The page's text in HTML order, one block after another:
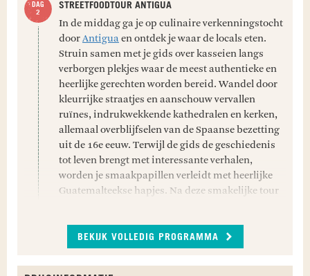
STREETFOODTOUR ANTIGUA
In de middag ga je op culinaire verkenningstocht
doorAntiguaen ontdek je waar de locals eten.
Struin samen met je gids over kasseien langs
verborgen plekjes waar de meest authentieke en
heerlijke gerechten worden bereid. Wandel door
kleurrijke straatjes en aanschouw vervallen
ruïnes, indrukwekkende kathedralen en kerken,
allemaal overblijfselen van de Spaanse bezetting
uit de 16e eeuw. Terwijl de gids de geschiedenis
tot leven brengt met interessante verhalen,
worden je smaakpapillen verleidt met heerlijke
Guatemalteekse hapjes. Na deze smakelijke tour
Maaltijden inbegrepen: Ontbijt
BEKIJK VOLLEDIG PROGRAMMA